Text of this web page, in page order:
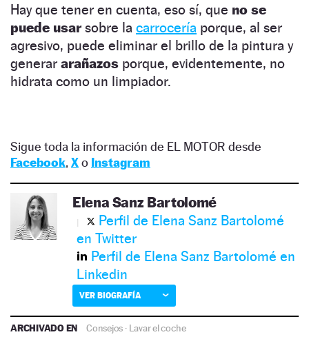
Hay que tener en cuenta, eso sí, que no se
puede usarsobre la carrocería porque, al ser
agresivo, puede eliminar el brillo de la pintura y
generar arañazos porque, evidentemente, no
hidrata como un limpiador.
Sigue toda la información de EL MOTOR desde
Facebook, Xo Instagram
Elena Sanz Bartolomé
Perfil de Elena Sanz Bartolomé
en Twitter
Perfil de Elena Sanz Bartolomé en
Linkedin
VER BIOGRAFÍA
ARCHIVADO EN Consejos · Lavar el coche